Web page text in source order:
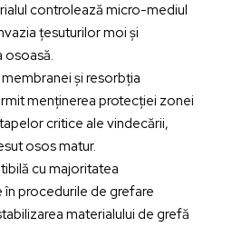
controlează micro-mediul
țesuturilor moi și
osoasă.
și resorbția
menținerea protecției zonei
critice ale vindecării,
osos matur.
cu majoritatea
procedurile de grefare
materialului de grefă